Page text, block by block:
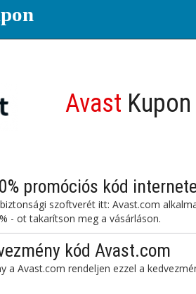
Avast
promóciós kód
szoftverét itt: Avast.com
- ot takarítson meg a vásárláson.
kód Avast.com
a Avast.com rendeljen ezzel a